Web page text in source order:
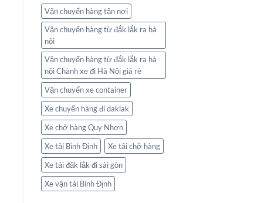
Vận chuyển hàng tận nơi
Vận chuyển hàng từ đắk lắk ra hà
nội
Vận chuyển hàng từ đắk lắk ra hà
nội Chành xe đi Hà Nội giá rẻ
Vận chuyển xe container
Xe chuyển hàng đi daklak
Xe chở hàng Quy Nhơn
Xe tải Bình Định
Xe tải chở hàng
Xe tải đăk lắk đi sài gòn
Xe vận tải Bình Định